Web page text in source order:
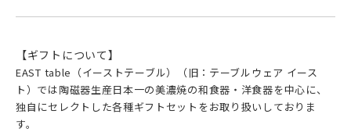
【ギフトについて】
EAST table（イーストテーブル）（旧：テーブルウェア イース
ト）では陶磁器生産日本一の美濃焼の和食器・洋食器を中心に、
独自にセレクトした各種ギフトセットをお取り扱いしておりま
す。